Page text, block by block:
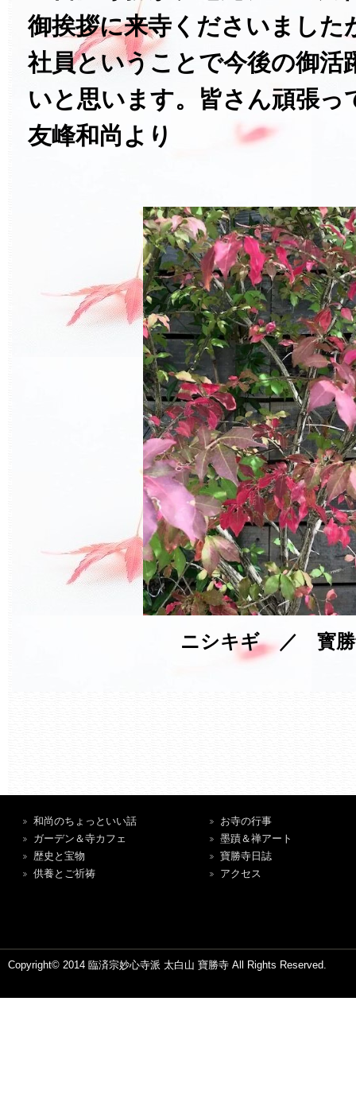
御挨拶に来寺くださいました
社員ということで今後の御活
いと思います。皆さん頑張っ
友峰和尚より
ニシキギ ／ 寳勝
和尚のちょっといい話
ガーデン＆寺カフェ
歴史と宝物
供養とご祈祷
お寺の行事
墨蹟＆禅アート
寶勝寺日誌
アクセス
Copyright© 2014 臨済宗妙心寺派 太白山 寶勝寺 All Rights Reserved.